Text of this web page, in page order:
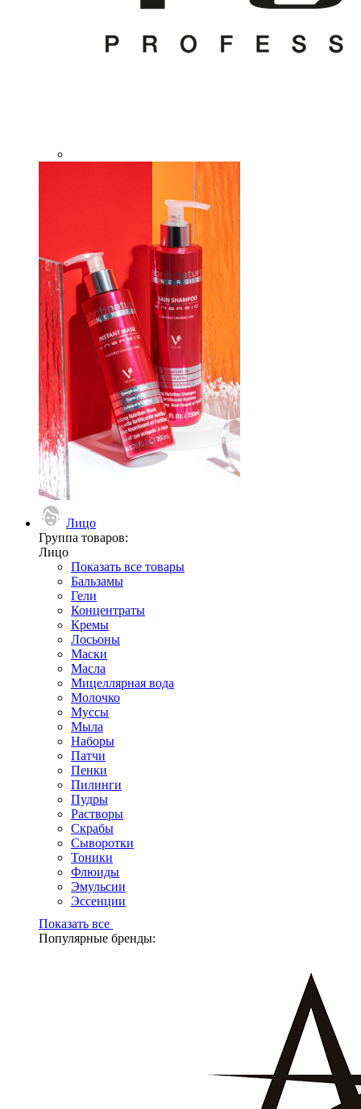
Лицо
Группа товаров:
Лицо
Показать все товары
Бальзамы
Гели
Концентраты
Кремы
Лосьоны
Маски
Масла
Мицеллярная вода
Молочко
Муссы
Мыла
Наборы
Патчи
Пенки
Пилинги
Пудры
Растворы
Скрабы
Сыворотки
Тоники
Флюиды
Эмульсии
Эссенции
Показать все
Популярные бренды: